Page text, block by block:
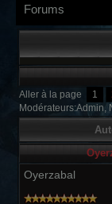
Forums
Aller à la page 1
Modérateurs:Admin,
Oyerzabal